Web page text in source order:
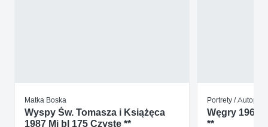
Matka Boska
Wyspy Św. Tomasza i Książęca
1987 Mi bl 175 Czyste **
Portrety /
Węgry 1968
**